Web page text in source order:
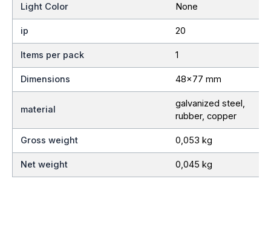
Light Color None
ip 20
Items per pack 1
Dimensions 48×77 mm
material
galvanized steel,
rubber, copper
Gross weight 0,053 kg
Net weight 0,045 kg